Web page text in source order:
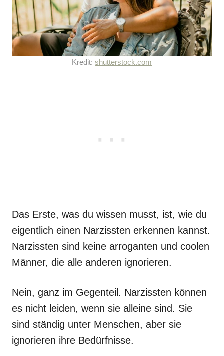
Kredit: shutterstock.com
Das Erste, was du wissen musst, ist, wie du
eigentlich einen Narzissten erkennen kannst.
Narzissten sind keine arroganten und coolen
Männer, die alle anderen ignorieren.
Nein, ganz im Gegenteil. Narzissten können
es nicht leiden, wenn sie alleine sind. Sie
sind ständig unter Menschen, aber sie
ignorieren ihre Bedürfnisse.